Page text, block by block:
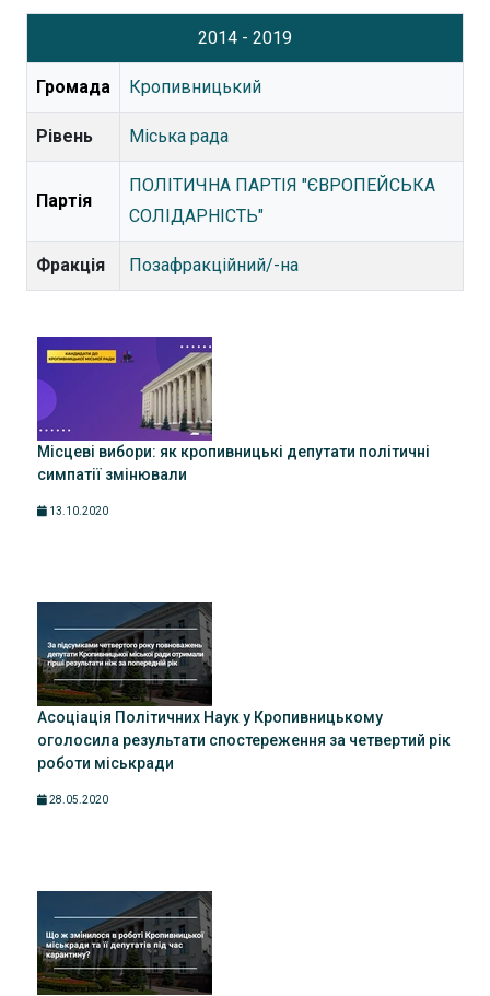
2014 - 2019
Громада Кропивницький
Рівень Міська рада
Партія
ПОЛІТИЧНА ПАРТІЯ "ЄВРОПЕЙСЬКА
СОЛІДАРНІСТЬ"
Фракція Позафракційний/-на
Місцеві вибори: як кропивницькі депутати політичні
симпатії змінювали
13.10.2020
Асоціація Політичних Наук у Кропивницькому
оголосила результати спостереження за четвертий рік
роботи міськради
28.05.2020